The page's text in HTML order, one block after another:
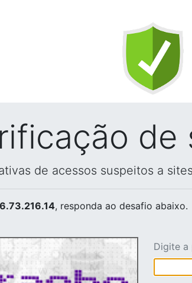
de
de acessos suspeitos a
, responda ao desafio abaixo.
Digite a